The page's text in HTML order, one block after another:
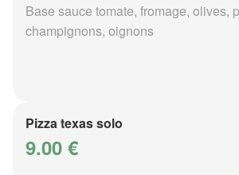
Base sauce tomate, fromage, olives,
champignons, oignons
Pizza texas solo
9.00 €